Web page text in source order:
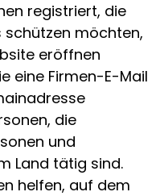
registriert, die
schützen möchten,
eröffnen
eine Firmen-E-Mail
die
und
Land tätig sind.
helfen, auf dem